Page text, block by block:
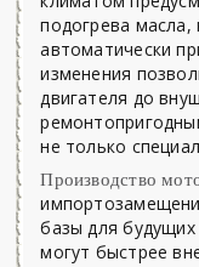
подогрева масла,
автоматически
изменения
двигателя до
не только
Производство
базы для
могут быстрее